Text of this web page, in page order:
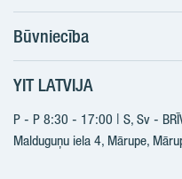
Meklēt dzīvokli
Nākotnes projekti
Pārdošanas informācija
YIT Plus
Kontakti
Būvniecība
Būvniecība
Jaunie projekti
Realizētie projekti
YIT LATVIJA
P - P 8:30 - 17:00 | S, Sv -
Malduguņu iela 4, Mārupe,